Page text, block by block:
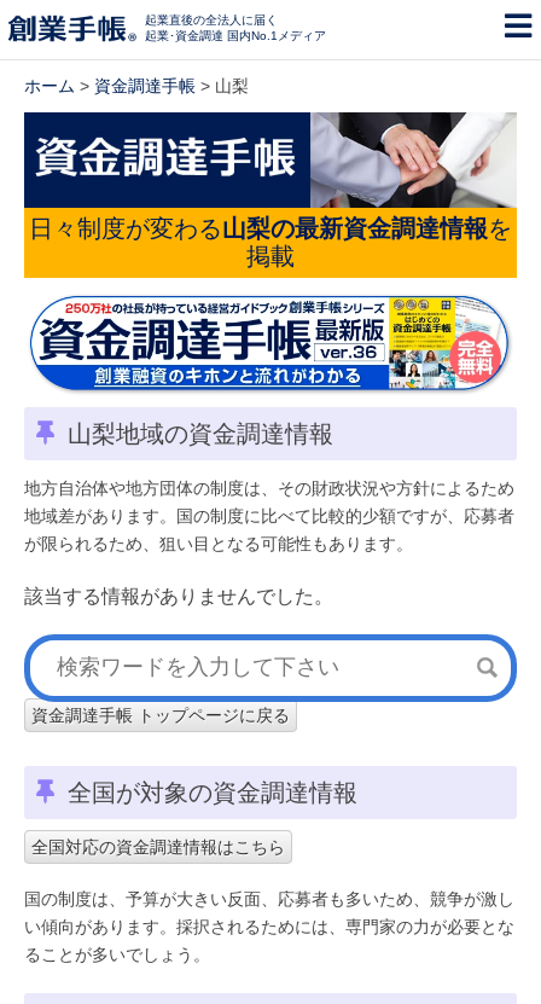
起業直後の全法人に届く
起業･資金調達 国内No.1メディア
ホーム > 資金調達手帳 > 山梨
日々制度が変わる山梨の最新資金調達情報を
掲載
山梨地域の資金調達情報
地方自治体や地方団体の制度は、その財政状況や方針によるため
地域差があります。国の制度に比べて比較的少額ですが、応募者
が限られるため、狙い目となる可能性もあります。
該当する情報がありませんでした。
資金調達手帳 トップページに戻る
全国が対象の資金調達情報
全国対応の資金調達情報はこちら
国の制度は、予算が大きい反面、応募者も多いため、競争が激し
い傾向があります。採択されるためには、専門家の力が必要とな
ることが多いでしょう。